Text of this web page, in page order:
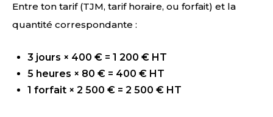
Entre ton tarif (TJM, tarif horaire, ou forfait) et la
quantité correspondante :
3 jours × 400 € = 1 200 € HT
5 heures × 80 € = 400 € HT
1 forfait × 2 500 € = 2 500 € HT